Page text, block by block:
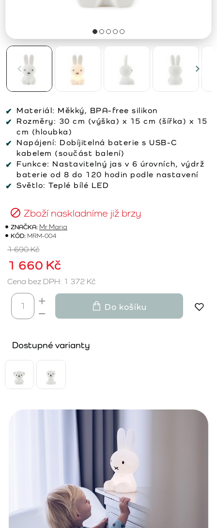
Materiál: Měkký, BPA-free silikon
Rozměry: 30 cm (výška) x 15 cm (šířka) x 15
cm (hloubka)
Napájení: Dobíjitelná baterie s USB-C
kabelem (součást balení)
Funkce: Nastavitelný jas v 6 úrovních, výdrž
baterie od 8 do 120 hodin podle nastavení
Světlo: Teplé bílé LED
Zboží naskladníme již brzy
ZNAČKA: Mr Maria
KÓD: MRM-004
1 660 Kč
1 690 Kč
Cena bez DPH: 1 372 Kč
Do košíku
Dostupné varianty